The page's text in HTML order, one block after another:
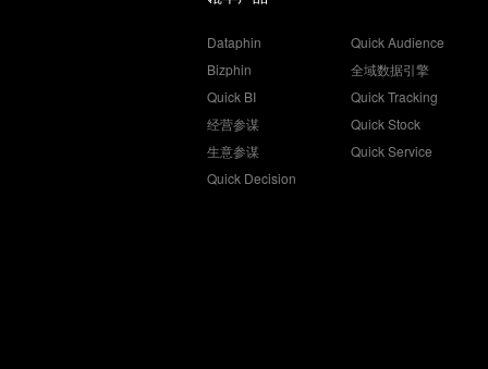
Dataphin
Bizphin
Quick BI
经营参谋
生意参谋
Quick Decision
Quick Audience
全域数据引擎
Quick Tracking
Quick Stock
Quick Service